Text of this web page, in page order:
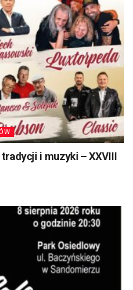
i muzyki – XXVIII